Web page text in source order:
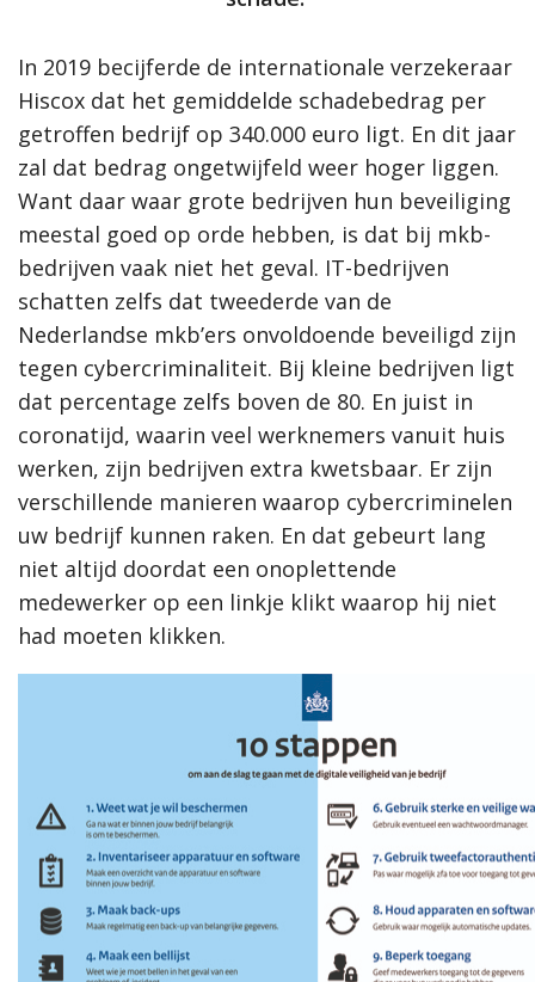
In 2019 becijferde de internationale verzekeraar
Hiscox dat het gemiddelde schadebedrag per
getroffen bedrijf op 340.000 euro ligt. En dit jaar
zal dat bedrag ongetwijfeld weer hoger liggen.
Want daar waar grote bedrijven hun beveiliging
meestal goed op orde hebben, is dat bij mkb-
bedrijven vaak niet het geval. IT-bedrijven
schatten zelfs dat tweederde van de
Nederlandse mkb’ers onvoldoende beveiligd zijn
tegen cybercriminaliteit. Bij kleine bedrijven ligt
dat percentage zelfs boven de 80. En juist in
coronatijd, waarin veel werknemers vanuit huis
werken, zijn bedrijven extra kwetsbaar. Er zijn
verschillende manieren waarop cybercriminelen
uw bedrijf kunnen raken. En dat gebeurt lang
niet altijd doordat een onoplettende
medewerker op een linkje klikt waarop hij niet
had moeten klikken.